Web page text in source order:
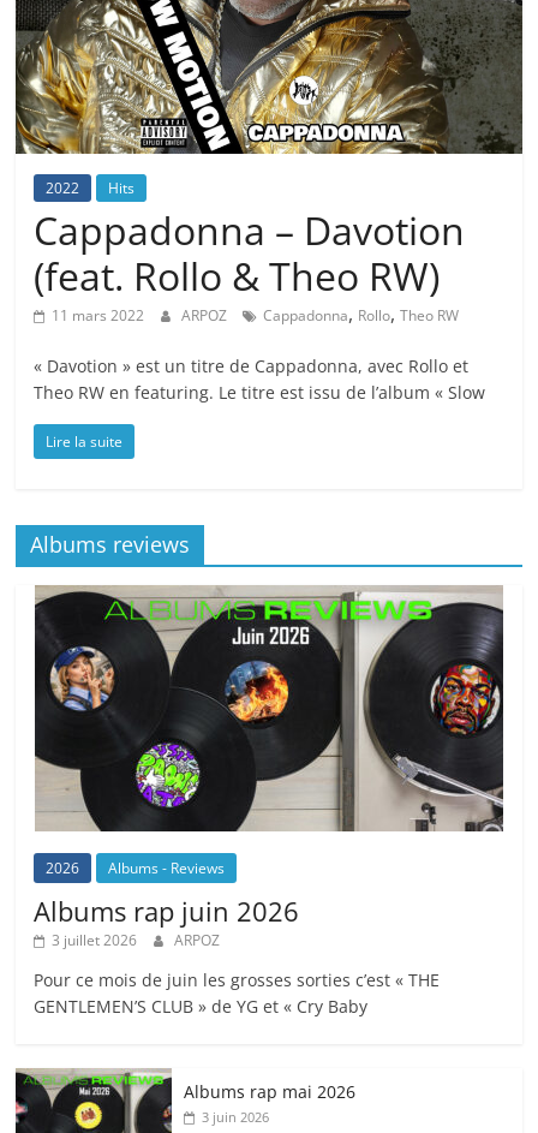
2022 Hits
Cappadonna – Davotion
(feat. Rollo & Theo RW)
11 mars 2022 ARPOZ Cappadonna, Rollo,Theo RW
« Davotion » est un titre de Cappadonna, avec Rollo et
Theo RW en featuring. Le titre est issu de l’album « Slow
Lire la suite
Albums reviews
2026 Albums - Reviews
Albums rap juin 2026
3 juillet 2026 ARPOZ
Pour ce mois de juin les grosses sorties c’est « THE
GENTLEMEN’S CLUB » de YG et « Cry Baby
Albums rap mai 2026
3 juin 2026